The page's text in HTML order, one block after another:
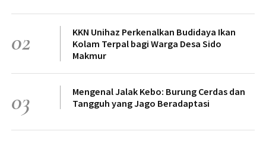
02
KKN Unihaz Perkenalkan Budidaya Ikan
Kolam Terpal bagi Warga Desa Sido
Makmur
03
Mengenal Jalak Kebo: Burung Cerdas dan
Tangguh yang Jago Beradaptasi